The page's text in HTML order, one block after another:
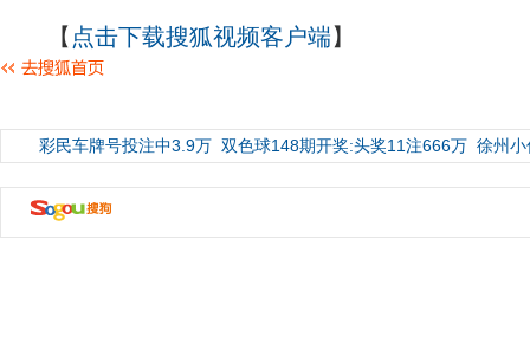
【 点击下载搜狐视频客户端】
彩民车牌号投注中3.9万 双色球148期开奖:头奖11注666万 徐州